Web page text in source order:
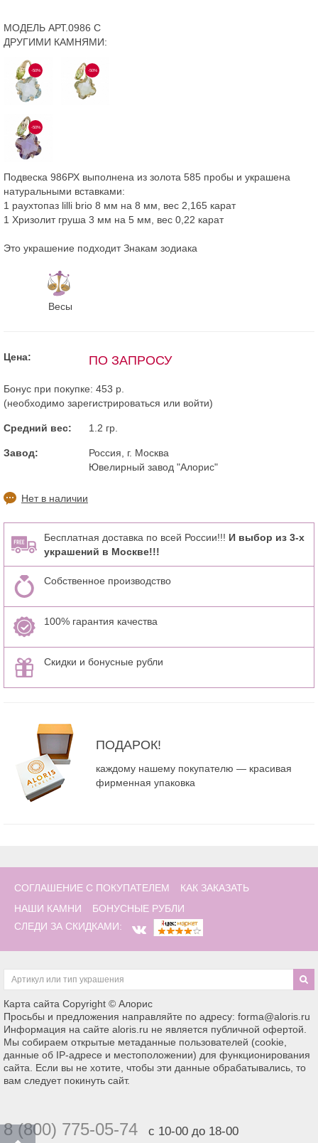
МОДЕЛЬ АРТ.0986 С
ДРУГИМИ КАМНЯМИ:
-50% -50%
-50%
Подвеска 986РХ выполнена из золота 585 пробы и украшена
натуральными вставками:
1 раухтопаз lilli brio 8 мм на 8 мм, вес 2,165 карат
1 Хризолит груша 3 мм на 5 мм, вес 0,22 карат
Это украшение подходит Знакам зодиака
Весы
Цена: ПО ЗАПРОСУ
Бонус при покупке: 453 р.
(необходимо зарегистрироваться или войти)
Средний вес: 1.2 гр.
Завод:
Россия, г. Москва
Ювелирный завод "Алорис"
Нет в наличии
Бесплатная доставка по всей России!!! И выбор из 3-х
украшений в Москве!!!
Собственное производство
100% гарантия качества
Скидки и бонусные рубли
ПОДАРОК!
каждому нашему покупателю — красивая
фирменная упаковка
СОГЛАШЕНИЕ С ПОКУПАТЕЛЕМ
КАК ЗАКАЗАТЬ
НАШИ КАМНИ
БОНУСНЫЕ РУБЛИ
СЛЕДИ ЗА СКИДКАМИ:
Карта сайта Copyright © Алорис
Просьбы и предложения направляйте по адресу: forma@aloris.ru
Информация на сайте aloris.ru не является публичной офертой.
Мы собираем открытые метаданные пользователей (cookie,
данные об IP-адресе и местоположении) для функционирования
сайта. Если вы не хотите, чтобы эти данные обрабатывались, то
вам следует покинуть сайт.
8 (800) 775-05-74 с 10-00 до 18-00